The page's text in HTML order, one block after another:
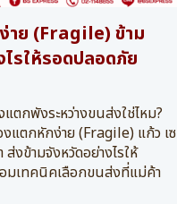
าย (Fragile) ข้าม
รให้รอดปลอดภัย
ตกพังระหว่างขนส่งใช่ไหม?
แตกหักง่าย (Fragile) แก้ว เซ
ส่งข้ามจังหวัดอย่างไรให้
มเทคนิคเลือกขนส่งที่แม่ค้า